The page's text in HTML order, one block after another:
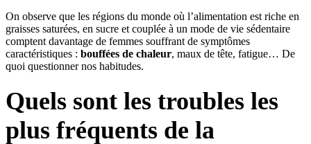
On observe que les régions du monde où l’alimentation est riche en
graisses saturées, en sucre et couplée à un mode de vie sédentaire
comptent davantage de femmes souffrant de symptômes
caractéristiques : bouffées de chaleur, maux de tête, fatigue… De
quoi questionner nos habitudes.
Quels sont les troubles les
plus fréquents de la